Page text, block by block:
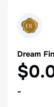
Dream
-